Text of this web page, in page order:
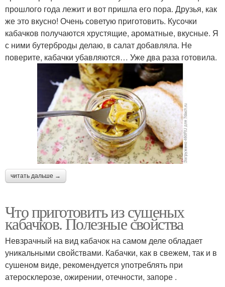
прошлого года лежит и вот пришла его пора. Друзья, как
же это вкусно! Очень советую приготовить. Кусочки
кабачков получаются хрустящие, ароматные, вкусные. Я
с ними бутерброды делаю, в салат добавляла. Не
поверите, кабачки убавляются… Уже два раза готовила.
читать дальше →
Что приготовить из сушеных
кабачков. Полезные свойства
Невзрачный на вид кабачок на самом деле обладает
уникальными свойствами. Кабачки, как в свежем, так и в
сушеном виде, рекомендуется употреблять при
атеросклерозе, ожирении, отечности, запоре .